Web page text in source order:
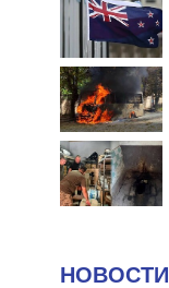
НОВОСТИ